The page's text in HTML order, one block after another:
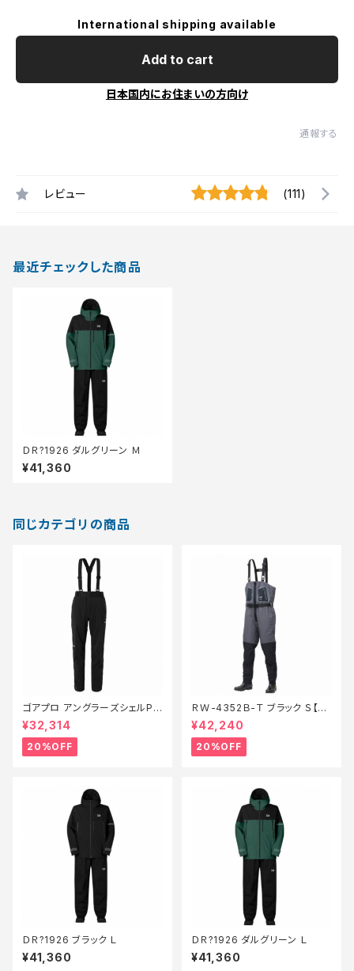
International shipping available
Add to cart
日本国内にお住まいの方向け
通報する
レビュー (111)
最近チェックした商品
ＤＲ?1926 ダルグリーン Ｍ
¥41,360
同じカテゴリの商品
ゴアプロ アングラーズシェルPT
RA−002V 黒 XL【特価装備】【2
0】
¥32,314
20%OFF
ＲＷ-4352Ｂ-Ｔ ブラック Ｓ【特
価装備】【20】
¥42,240
20%OFF
ＤＲ?1926 ブラック Ｌ
¥41,360
ＤＲ?1926 ダルグリーン Ｌ
¥41,360